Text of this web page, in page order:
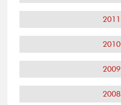
2011
2010
2009
2008